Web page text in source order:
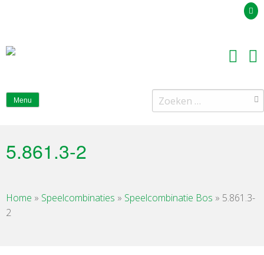
Menu
Zoeken
naar:
5.861.3-2
Home » Speelcombinaties » Speelcombinatie Bos » 5.861.3-
2